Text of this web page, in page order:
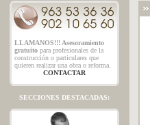
LLAMANOS!!! Asesoramiento
gratuito para profesionales de la
construcción o particulares que
quieren realizar una obra o reforma.
CONTACTAR
SECCIONES DESTACADAS: